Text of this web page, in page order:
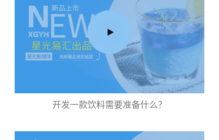
开发一款饮料需要准备什么？